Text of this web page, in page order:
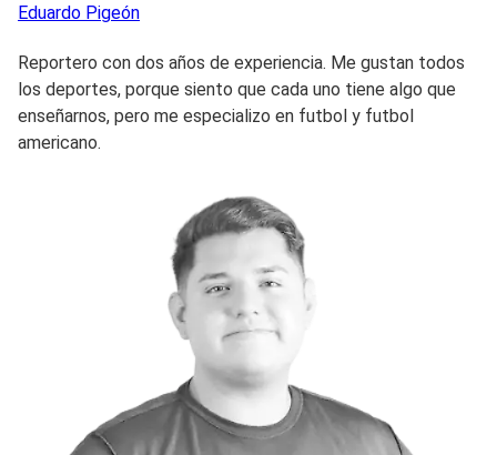
Eduardo Pigeón
Reportero con dos años de experiencia. Me gustan todos
los deportes, porque siento que cada uno tiene algo que
enseñarnos, pero me especializo en futbol y futbol
americano.